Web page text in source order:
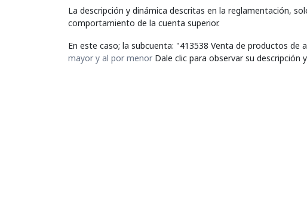
La descripción y dinámica descritas en la reglamentación,
comportamiento de la cuenta superior.
En este caso; la subcuenta: "413538 Venta de productos
mayor y al por menor Dale clic para observar su descripción